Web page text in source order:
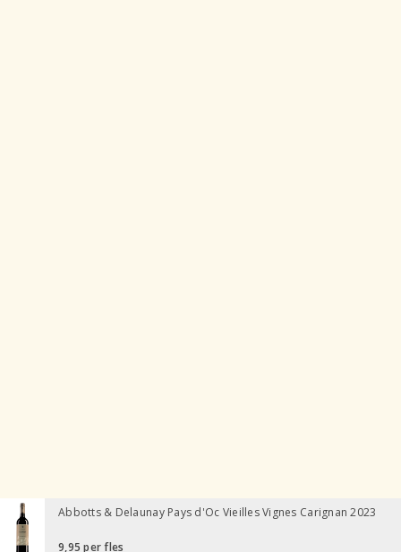
Abbotts & Delaunay Pays d'Oc Vieilles Vignes Carignan 2023
9,95per fles